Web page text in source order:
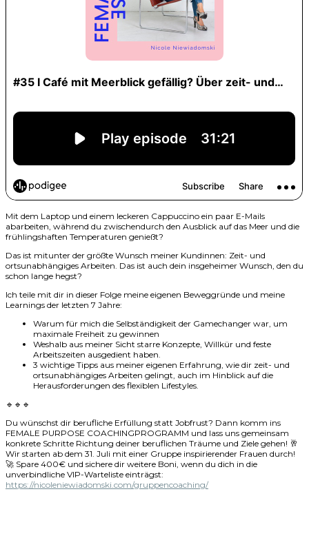
Mit dem Laptop und einem leckeren Cappuccino ein paar E-Mails
abarbeiten, während du zwischendurch den Ausblick auf das Meer und die
frühlingshaften Temperaturen genießt?
Das ist mitunter der größte Wunsch meiner Kundinnen: Zeit- und
ortsunabhängiges Arbeiten. Das ist auch dein insgeheimer Wunsch, den du
schon lange hegst?
Ich teile mit dir in dieser Folge meine eigenen Beweggründe und meine
Learnings der letzten 7 Jahre:
Warum für mich die Selbständigkeit der Gamechanger war, um
maximale Freiheit zu gewinnen
Weshalb aus meiner Sicht starre Konzepte, Willkür und feste
Arbeitszeiten ausgedient haben.
3 wichtige Tipps aus meiner eigenen Erfahrung, wie dir zeit- und
ortsunabhängiges Arbeiten gelingt, auch im Hinblick auf die
Herausforderungen des flexiblen Lifestyles.
🔹🔹🔹
Du wünschst dir berufliche Erfüllung statt Jobfrust? Dann komm ins
FEMALE PURPOSE COACHINGPROGRAMM und lass uns gemeinsam
konkrete Schritte Richtung deiner beruflichen Träume und Ziele gehen! 🥂
Wir starten ab dem 31. Juli mit einer Gruppe inspirierender Frauen durch!
🚀 Spare 400€ und sichere dir weitere Boni, wenn du dich in die
unverbindliche VIP-Warteliste einträgst:
https://nicoleniewiadomski.com/gruppencoaching/